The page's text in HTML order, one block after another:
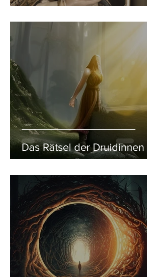
Das Rätsel der Druidinnen